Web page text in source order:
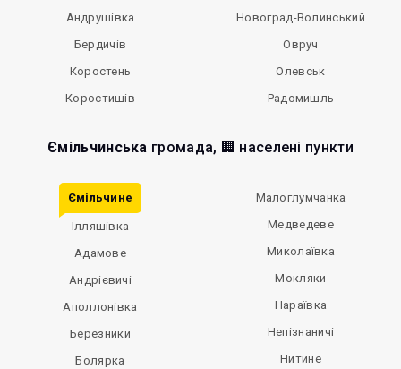
Андрушівка
Бердичів
Коростень
Коростишів
Новоград-Волинський
Овруч
Олевськ
Радомишль
Ємільчинська громада, 🏢 населені пункти
Ємільчине
Ілляшівка
Адамове
Андрієвичі
Аполлонівка
Березники
Болярка
Малоглумчанка
Медведеве
Миколаївка
Мокляки
Нараївка
Непізнаничі
Нитине